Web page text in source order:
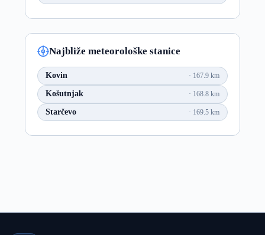
Najbliže meteorološke stanice
Kovin 167.9 km
Košutnjak 168.8 km
Starčevo 169.5 km